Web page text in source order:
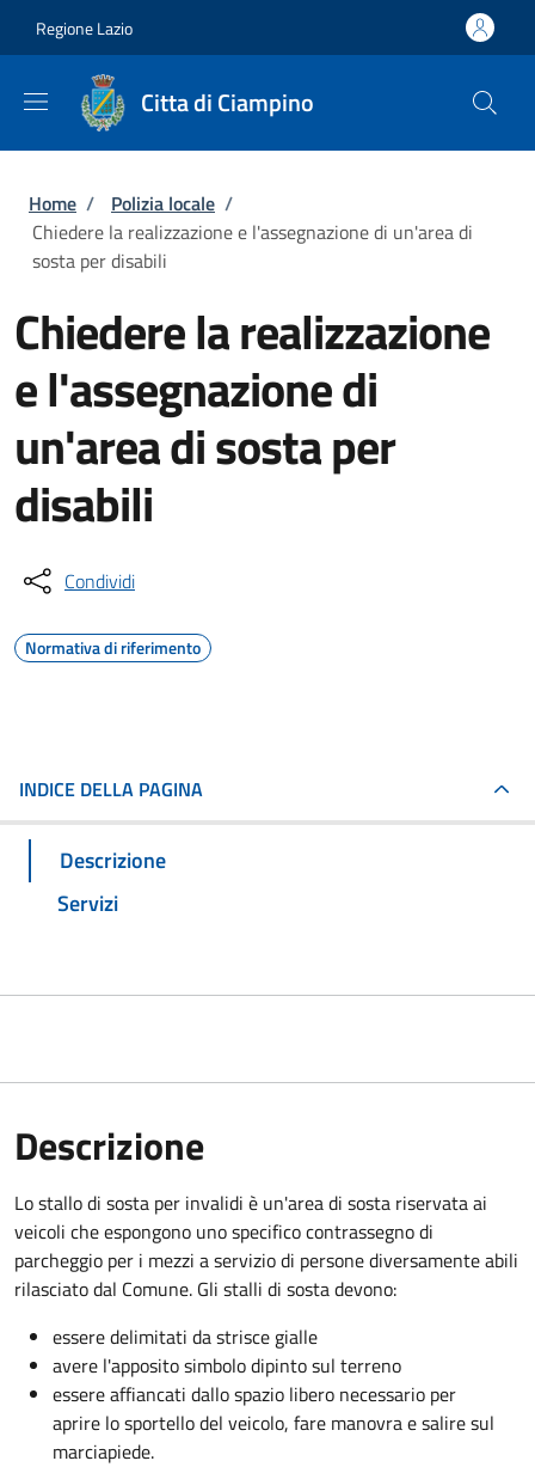
Regione Lazio
Citta di Ciampino
Briciole di pane
Home / Polizia locale /
Chiedere la realizzazione e l'assegnazione di un'area di
sosta per disabili
Chiedere la realizzazione
e l'assegnazione di
un'area di sosta per
disabili
Condividi
Normativa di riferimento
INDICE DELLA PAGINA
Descrizione
Servizi
Descrizione
Lo stallo di sosta per invalidi è un'area di sosta riservata ai
veicoli che espongono uno specifico contrassegno di
parcheggio per i mezzi a servizio di persone diversamente abili
rilasciato dal Comune. Gli stalli di sosta devono:
essere delimitati da strisce gialle
avere l'apposito simbolo dipinto sul terreno
essere affiancati dallo spazio libero necessario per
aprire lo sportello del veicolo, fare manovra e salire sul
marciapiede.